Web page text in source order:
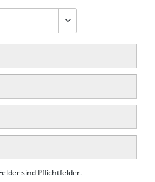
sind Pflichtfelder.